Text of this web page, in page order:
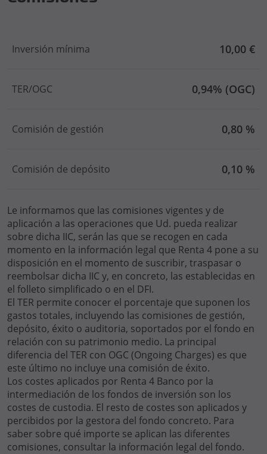
Inversión mínima 10,00 €
TER/OGC 0,94% (OGC)
Comisión de gestión 0,80 %
Comisión de depósito 0,10 %
Le informamos que las comisiones vigentes y de
aplicación a las operaciones que Ud. pueda realizar
sobre dicha IIC, serán las que se recogen en cada
momento en la información legal que Renta 4 pone a su
disposición en el momento de suscribir, traspasar o
reembolsar dicha IIC y, en concreto, las establecidas en
el folleto simplificado o en el DFI.
El TER permite conocer el porcentaje que suponen los
gastos totales, incluyendo las comisiones de gestión,
depósito, éxito o auditoria, soportados por el fondo en
relación con su patrimonio medio. La principal
diferencia del TER con OGC (Ongoing Charges) es que
este último no incluye una comisión de éxito.
Los costes aplicados por Renta 4 Banco por la
intermediación de los fondos de inversión son los
costes de custodia. El resto de costes son aplicados y
percibidos por la gestora del fondo concreto. Para
saber sobre qué importe se aplican las diferentes
comisiones, consultar la información legal del fondo.